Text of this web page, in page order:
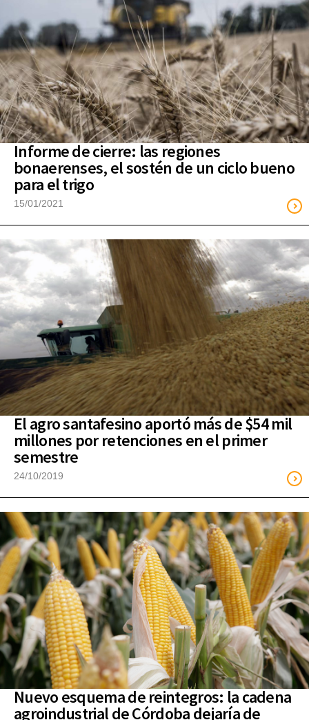
Informe de cierre: las regiones
bonaerenses, el sostén de un ciclo bueno
para el trigo
15/01/2021
El agro santafesino aportó más de $54 mil
millones por retenciones en el primer
semestre
24/10/2019
Nuevo esquema de reintegros: la cadena
agroindustrial de Córdoba dejaría de